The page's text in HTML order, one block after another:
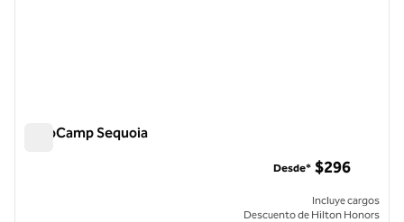
AutoCamp Sequoia
Desde* $296
Incluye cargos
Descuento de Hilton Honors